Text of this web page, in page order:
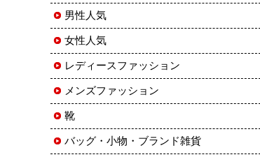
男性人気
女性人気
レディースファッション
メンズファッション
靴
バッグ・小物・ブランド雑貨